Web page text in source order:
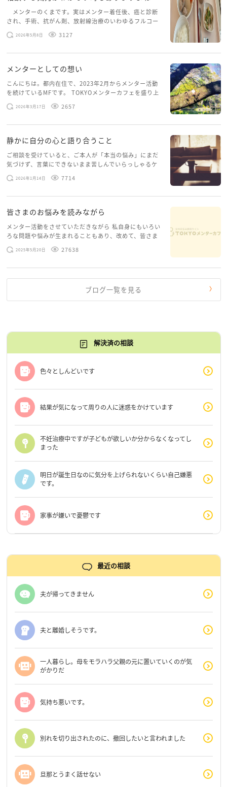
メンターのくまです。実はメンター着任後、癌と診断
され、手術、抗がん剤、放射線治療のいわゆるフルコー
スを体験していて、しばらくメンターカフェに来られて
いませんでした。体力だけでなく、気力も落ちパソコン
2026年5月8日 3127
メンターとしての想い
こんにちは。都内在住で、2023年2月からメンター活動
を続けているMFです。 TOKYOメンターカフェを盛り上
げたいという想いから、勇気を出して初めてブログを投
稿してみようと思います。少し自分のことを書いてみま
2026年3月17日 2657
静かに自分の心と語り合うこと
ご相談を受けていると、ご本人が「本当の悩み」にまだ
気づけず、言葉にできないまま苦しんでいらっしゃるケ
ースがありますお悩みというのは、心の深いところ（深
層心理）に触れることで、まったく違う角度から解決の
2026年1月14日 7714
皆さまのお悩みを読みながら
メンター活動をさせていただきながら 私自身にもいろい
ろな問題や悩みが生まれることもあり、改めて、皆さま
のお悩みを読みながら 「みんな、もがいてる。わたし
だけじゃないんだな」と、逆に励まされるような日々で
2025年5月20日 27638
ブログ一覧を見る
解決済の相談
色々としんどいです
結果が気になって周りの人に迷惑をかけています
不妊治療中ですが子どもが欲しいか分からなくなってし
まった
明日が誕生日なのに気分を上げられないくらい自己嫌悪
です。
家事が嫌いで憂鬱です
最近の相談
夫が帰ってきません
夫と離婚しそうです。
一人暮らし。母をモラハラ父親の元に置いていくのが気
がかりだ
気持ち悪いです。
別れを切り出されたのに、撤回したいと言われました
旦那とうまく話せない